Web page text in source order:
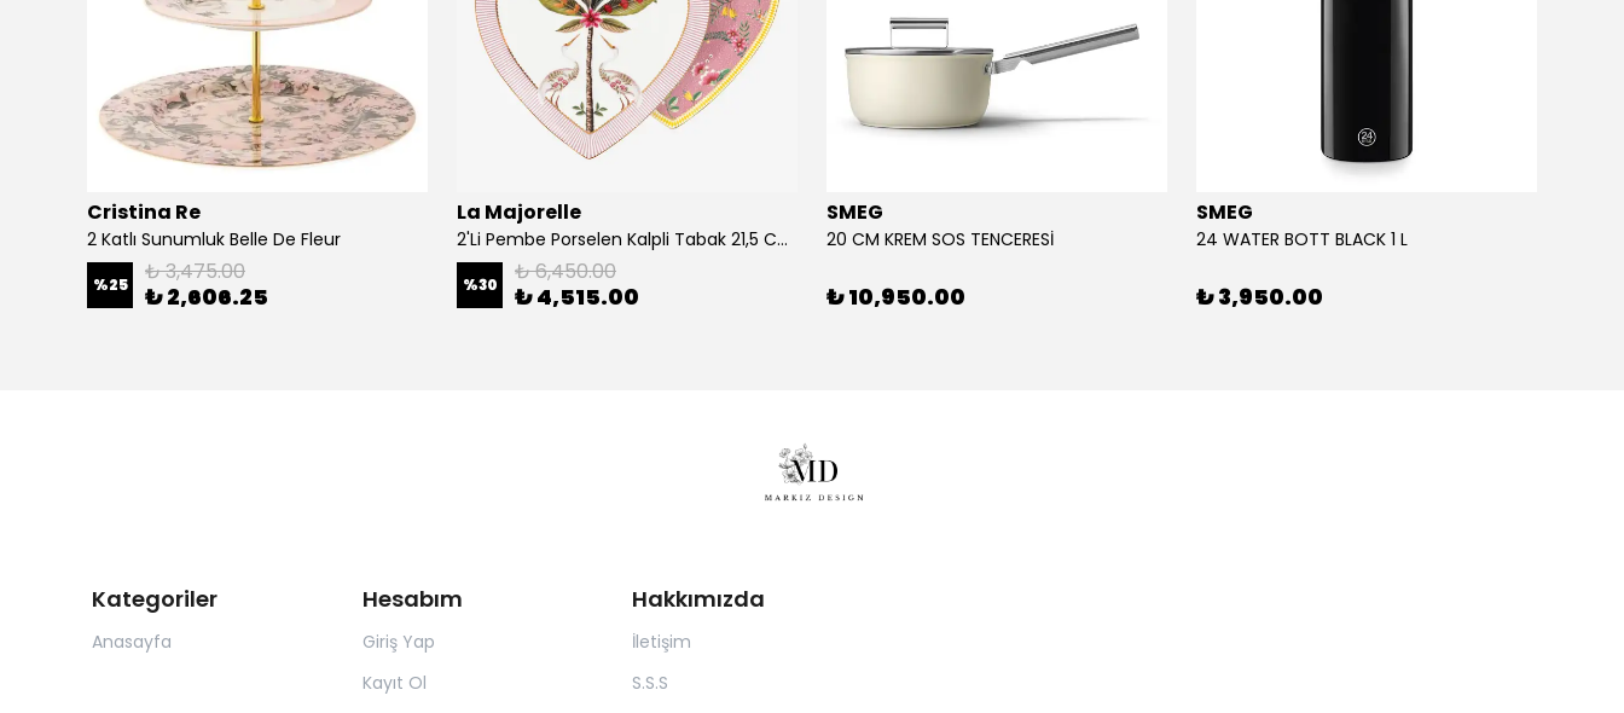
Cristina Re
2 Katlı Sunumluk Belle De Fleur
%25 ₺ 3,475.00
₺ 2,606.25
La Majorelle
2'Li Pembe Porselen Kalpli Tabak 21,5 Cm La Majorelle
%30 ₺ 6,450.00
₺ 4,515.00
SMEG
20 CM KREM SOS TENCERESİ
₺ 10,950.00
SMEG
24 WATER BOTT BLACK 1 L
₺ 3,950.00
Kategoriler
Anasayfa
Hesabım
Giriş Yap
Kayıt Ol
Hakkımızda
İletişim
S.S.S